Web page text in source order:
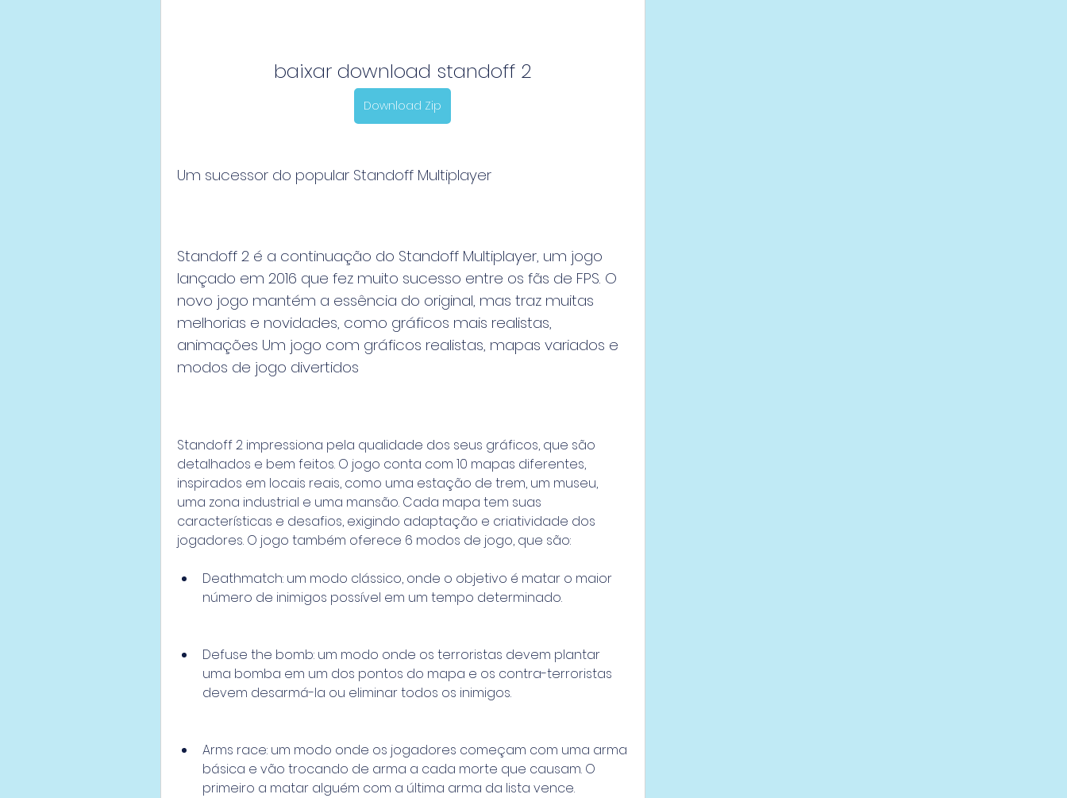
baixar download standoff 2
Download Zip
Um sucessor do popular Standoff Multiplayer
Standoff 2 é a continuação do Standoff Multiplayer, um jogo
lançado em 2016 que fez muito sucesso entre os fãs de FPS. O
novo jogo mantém a essência do original, mas traz muitas
melhorias e novidades, como gráficos mais realistas,
animações Um jogo com gráficos realistas, mapas variados e
modos de jogo divertidos
Standoff 2 impressiona pela qualidade dos seus gráficos, que são
detalhados e bem feitos. O jogo conta com 10 mapas diferentes,
inspirados em locais reais, como uma estação de trem, um museu,
uma zona industrial e uma mansão. Cada mapa tem suas
características e desafios, exigindo adaptação e criatividade dos
jogadores. O jogo também oferece 6 modos de jogo, que são:
Deathmatch: um modo clássico, onde o objetivo é matar o maior
número de inimigos possível em um tempo determinado.
Defuse the bomb: um modo onde os terroristas devem plantar
uma bomba em um dos pontos do mapa e os contra-terroristas
devem desarmá-la ou eliminar todos os inimigos.
Arms race: um modo onde os jogadores começam com uma arma
básica e vão trocando de arma a cada morte que causam. O
primeiro a matar alguém com a última arma da lista vence.